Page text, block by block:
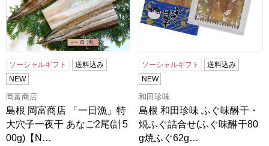
ソーシャルギフト
送料込み
NEW
岡富商店
島根 岡富商店 「一日漁」特
大穴子一夜干 あなご2尾(計5
00g)【N…
ソーシャルギフト
送料込み
NEW
和田珍味
島根 和田珍味 ふぐ味醂干・
焼ふぐ詰合せ(ふぐ味醂干80
g焼ふぐ62g…